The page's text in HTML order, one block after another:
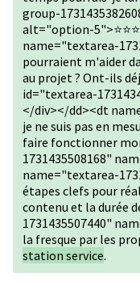
group-
alt="option-
name="textarea-
pourraient m'aider
au projet ? Ont-ils
id="textarea-
</div></dd><dt
je ne suis pas en
faire fonctionner
1731435508168"
name="textarea-
étapes clefs pour
contenu et la durée
1731435507440"
la fresque par les
station service.